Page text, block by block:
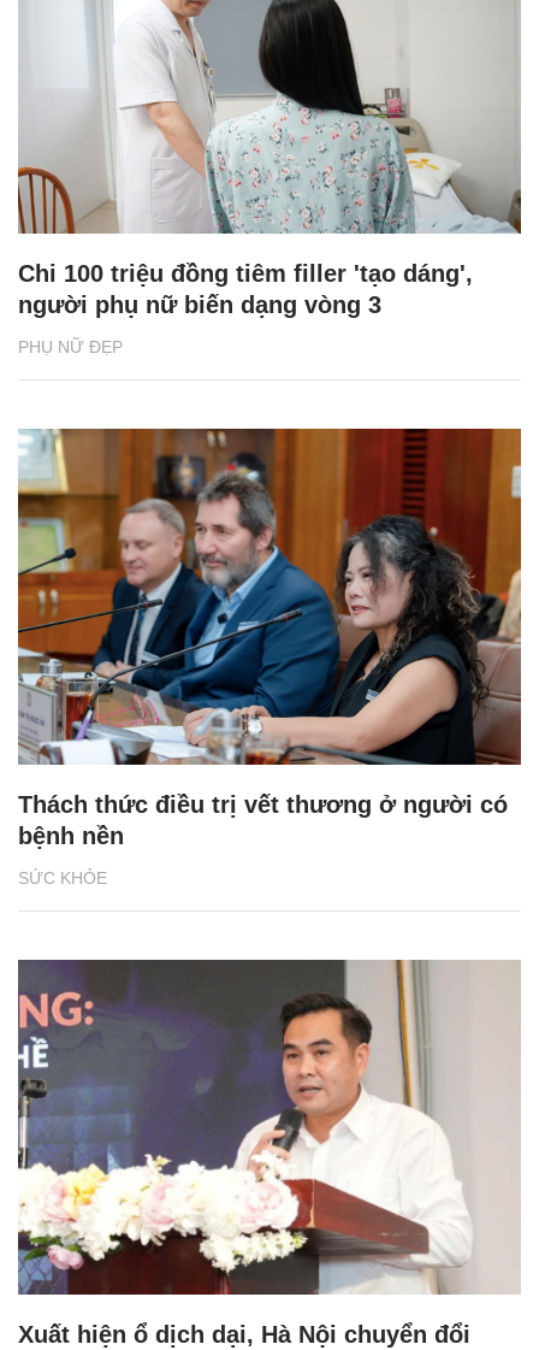
PHỤ NỮ ĐẸP
Chi 100 triệu đồng tiêm filler 'tạo dáng',
người phụ nữ biến dạng vòng 3
SỨC KHỎE
Thách thức điều trị vết thương ở người có
bệnh nền
Xuất hiện ổ dịch dại, Hà Nội chuyển đổi